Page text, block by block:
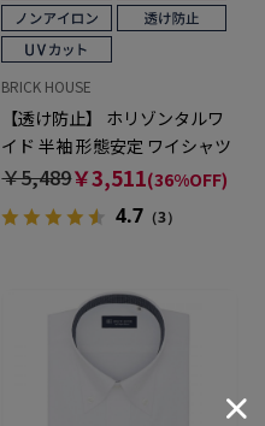
BRICK HOUSE
【透け防止】 ホリゾンタルワ
イド 半袖 形態安定 ワイシャツ
￥5,489￥3,511(36%OFF)
4.7 （3）